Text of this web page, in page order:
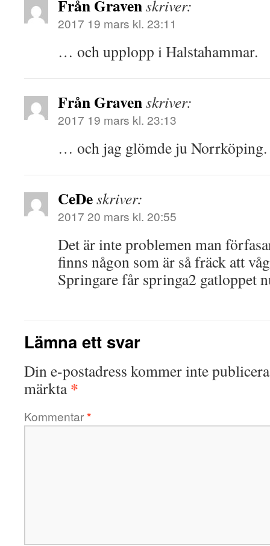
Från Gravenskriver:
2017 19 mars kl. 23:11
… och upplopp i Halstahammar.
Från Gravenskriver:
2017 19 mars kl. 23:13
… och jag glömde ju Norrköping.
CeDeskriver:
2017 20 mars kl. 20:55
Det är inte problemen man
finns någon som är så fräck att
Springare får springa2 gatloppet
Lämna ett svar
Din e-postadress kommer inte
märkta*
Kommentar*